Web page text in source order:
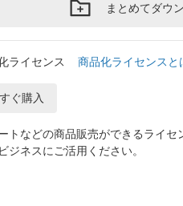
まとめてダウ
ライセンス 商品化ライセンスと
ぐ購入
トなどの商品販売ができるライセ
ジネスにご活用ください。